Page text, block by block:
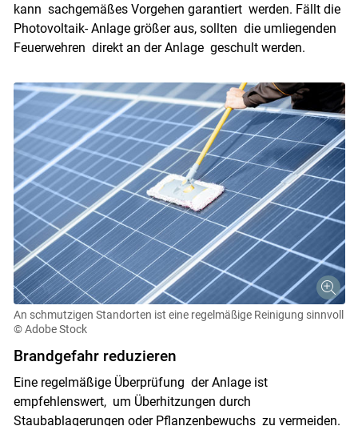
kann sachgemäßes Vorgehen garantiert werden. Fällt die
Photovoltaik- Anlage größer aus, sollten die umliegenden
Feuerwehren direkt an der Anlage geschult werden.
An schmutzigen Standorten ist eine regelmäßige Reinigung sinnvoll
© Adobe Stock
Brandgefahr reduzieren
Eine regelmäßige Überprüfung der Anlage ist
empfehlenswert, um Überhitzungen durch
Staubablagerungen oder Pflanzenbewuchs zu vermeiden.